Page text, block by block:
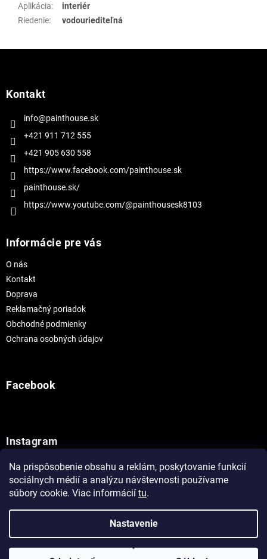
Na prispôsobenie obsahu a reklám, poskytovanie funkcií
sociálnych médií a analýzu návštevnosti používame
súbory cookie. Viac informácií tu.
Nastavenie
Aplikácia:
interiér
Riedenie: vodouriediteľná
Kontakt
info@painthouse.sk
+421 911 712 555
+421 905 630 558
https://www.facebook.com/painthouse.sk
painthouse.sk/
https://www.youtube.com/@painthousesk8103
Informácie pre vás
O nás
Kontakt
Doprava
Reklamačný poriadok
Obchodné podmienky
Ochrana osobných údajov
Facebook
Instagram
Sledovať na Instagrame
Copyright 2026Painthouse. Všetky práva vyhradené.Upraviť